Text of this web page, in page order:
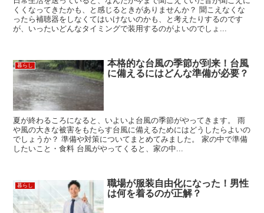
くくなってきたかも、と感じるときがありませんか？ 聞こえなくな
ったら補聴器をしなくてはいけないのかも、と考えたりするのです
が、いったいどんなタイミングで装用するのがよいのでしょ...
暮らし
本格的な台風の季節が到来！台風
に備えるにはどんな準備が必要？
夏が終わるころになると、いよいよ台風の季節がやってきます。 雨
や風の大きな被害をもたらす台風に備えるためにはどうしたらよいの
でしょうか？ 準備や対策についてまとめてみました。 家の中で準備
したいこと・食料 台風がやってくると、家の中...
暮らし
職場が服装自由化になった！男性
は何を着るのが正解？